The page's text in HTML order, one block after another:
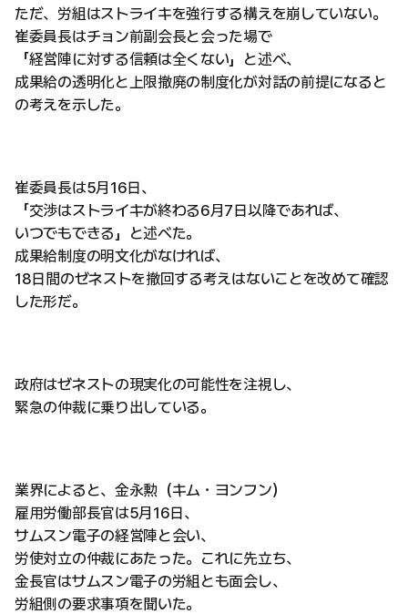
ただ、労組はストライキを強行する構えを崩していない。
崔委員長はチョン前副会長と会った場で
「経営陣に対する信頼は全くない」と述べ、
成果給の透明化と上限撤廃の制度化が対話の前提になると
の考えを示した。
崔委員長は5月16日、
「交渉はストライキが終わる6月7日以降であれば、
いつでもできる」と述べた。
成果給制度の明文化がなければ、
18日間のゼネストを撤回する考えはないことを改めて確認
した形だ。
政府はゼネストの現実化の可能性を注視し、
緊急の仲裁に乗り出している。
業界によると、金永勲（キム・ヨンフン）
雇用労働部長官は5月16日、
サムスン電子の経営陣と会い、
労使対立の仲裁にあたった。これに先立ち、
金長官はサムスン電子の労組とも面会し、
労組側の要求事項を聞いた。